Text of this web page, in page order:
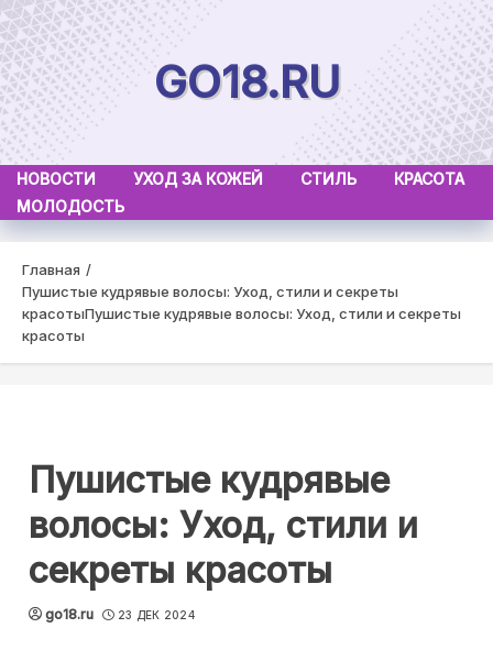
Skip
to
content
GO18.RU
НОВОСТИ УХОД ЗА КОЖЕЙ СТИЛЬ
КРАСОТА
МОЛОДОСТЬ
Главная
Пушистые кудрявые волосы: Уход, стили и секреты
красотыПушистые кудрявые волосы: Уход, стили и секреты
красоты
Пушистые кудрявые
волосы: Уход, стили и
секреты красоты
go18.ru 23 ДЕК 2024